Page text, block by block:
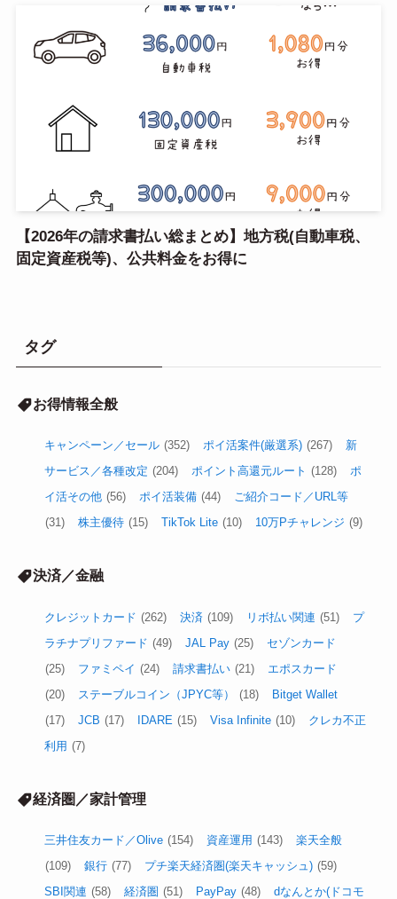
【2026年の請求書払い総まとめ】地方税(自動車税、
固定資産税等)、公共料金をお得に
タグ
お得情報全般
キャンペーン／セール (352) ポイ活案件(厳選系) (267)
新
サービス／各種改定 (204) ポイント高還元ルート (128)
ポ
イ活その他 (56) ポイ活装備 (44)
ご紹介コード／URL等
(31)
株主優待 (15) TikTok Lite (10) 10万Pチャレンジ (9)
決済／金融
クレジットカード (262) 決済 (109) リボ払い関連 (51)
プ
ラチナプリファード (49) JAL Pay (25)
セゾンカード
(25)
ファミペイ (24) 請求書払い (21)
エポスカード
(20)
ステーブルコイン（JPYC等） (18)
Bitget Wallet
(17)
JCB (17) IDARE (15) Visa Infinite (10)
クレカ不正
利用 (7)
経済圏／家計管理
三井住友カード／Olive (154) 資産運用 (143)
楽天全般
(109)
銀行 (77) プチ楽天経済圏(楽天キャッシュ) (59)
SBI関連 (58) 経済圏 (51) PayPay (48)
dなんとか(ドコモ